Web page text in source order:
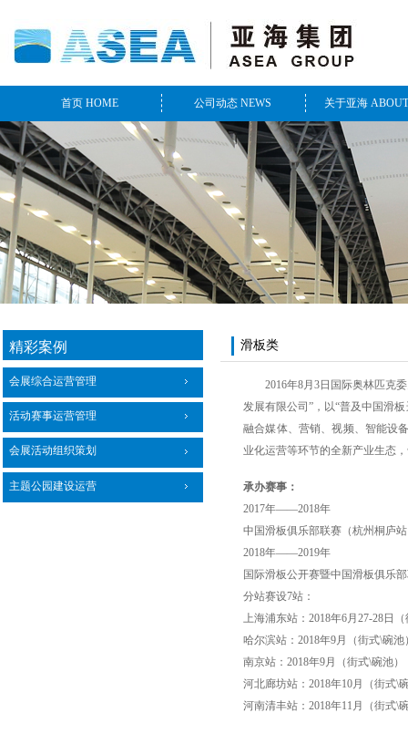
首页 HOME 公司动态 NEWS 关于亚海
滑板类
精彩案例
2016年8月3日国际奥林匹克
发展有限公司”，以“普及中国滑
融合媒体、营销、视频、智能设
业化运营等环节的全新产业生态，
承办赛事：
2017年——2018年
中国滑板俱乐部联赛（杭州桐庐
2018年——2019年
国际滑板公开赛暨中国滑板俱乐
分站赛设7站：
上海浦东站： 2018年6月27-28日
哈尔滨站： 2018年9月（街式\碗池
南京站： 2018年9月（街式\碗池）
河北廊坊站： 2018年10月（街式\
河南清丰站： 2018年11月（街式\
会展综合运营管理
活动赛事运营管理
会展活动组织策划
主题公园建设运营